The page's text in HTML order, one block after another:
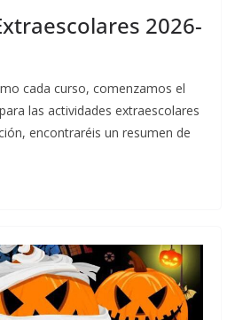
2026-
cada curso, comenzamos el
las actividades extraescolares
encontraréis un resumen de